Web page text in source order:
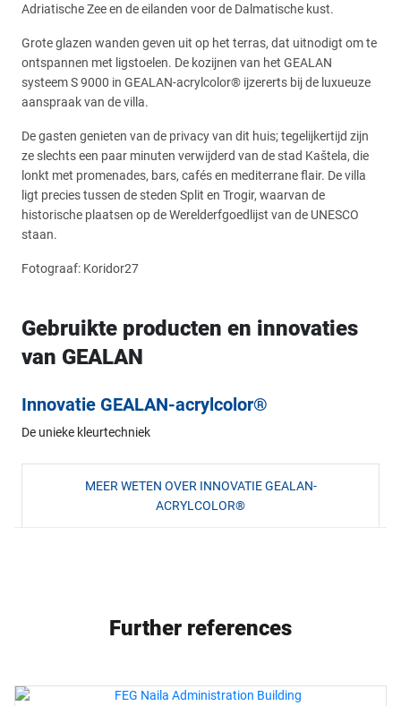
Adriatische Zee en de eilanden voor de Dalmatische kust.
Grote glazen wanden geven uit op het terras, dat uitnodigt om te
ontspannen met ligstoelen. De kozijnen van het GEALAN
systeem S 9000 in GEALAN-acrylcolor® ijzererts bij de luxueuze
aanspraak van de villa.
De gasten genieten van de privacy van dit huis; tegelijkertijd zijn
ze slechts een paar minuten verwijderd van de stad Kaštela, die
lonkt met promenades, bars, cafés en mediterrane flair. De villa
ligt precies tussen de steden Split en Trogir, waarvan de
historische plaatsen op de Werelderfgoedlijst van de UNESCO
staan.
Fotograaf: Koridor27
Gebruikte producten en innovaties
van GEALAN
Innovatie GEALAN-acrylcolor®
De unieke kleurtechniek
MEER WETEN OVER INNOVATIE GEALAN-
ACRYLCOLOR®
Further references